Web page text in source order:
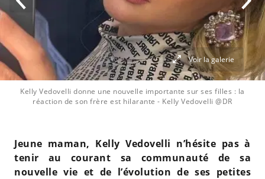
Kelly Vedovelli donne une nouvelle importante sur ses filles : la
réaction de son frère est hilarante - Kelly Vedovelli @DR
Voir la galerie
Jeune maman, Kelly Vedovelli n’hésite pas à
tenir au courant sa communauté de sa
nouvelle vie et de l’évolution de ses petites